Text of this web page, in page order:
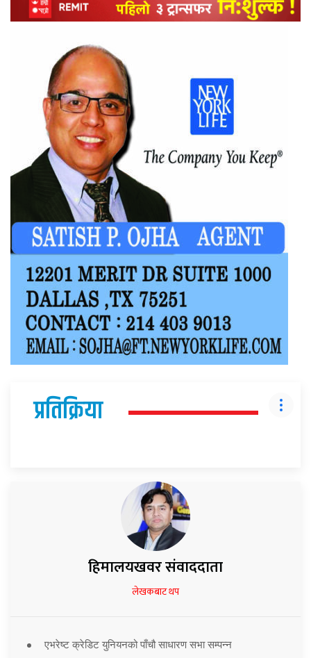
प्रतिक्रिया
हिमालयखवर संवाददाता
लेखकबाट थप
एभरेष्ट क्रेडिट युनियनको पाँचौ साधारण सभा सम्पन्न